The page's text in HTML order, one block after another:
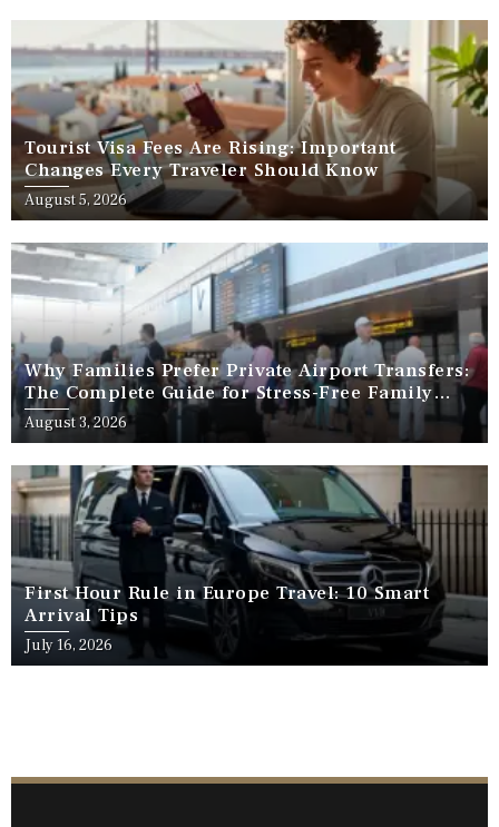
Tourist Visa Fees Are Rising: Important
Changes Every Traveler Should Know
August 5, 2026
Why Families Prefer Private Airport Transfers:
The Complete Guide for Stress-Free Family
Travel
August 3, 2026
First Hour Rule in Europe Travel: 10 Smart
Arrival Tips
July 16, 2026